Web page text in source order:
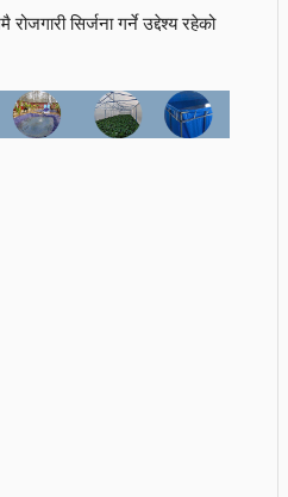
सिर्जना गर्ने उद्देश्य रहेको